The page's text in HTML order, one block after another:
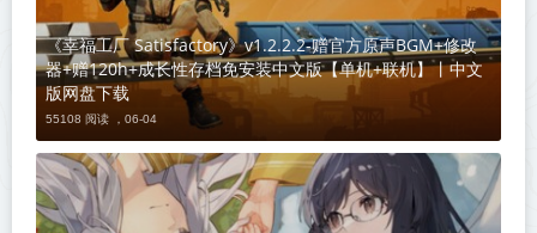
《幸福工厂 Satisfactory》v1.2.2.2-赠官方原声BGM+修改
器+赠120h+成长性存档免安装中文版【单机+联机】丨中文
版网盘下载
55108 阅读 ， 06-04